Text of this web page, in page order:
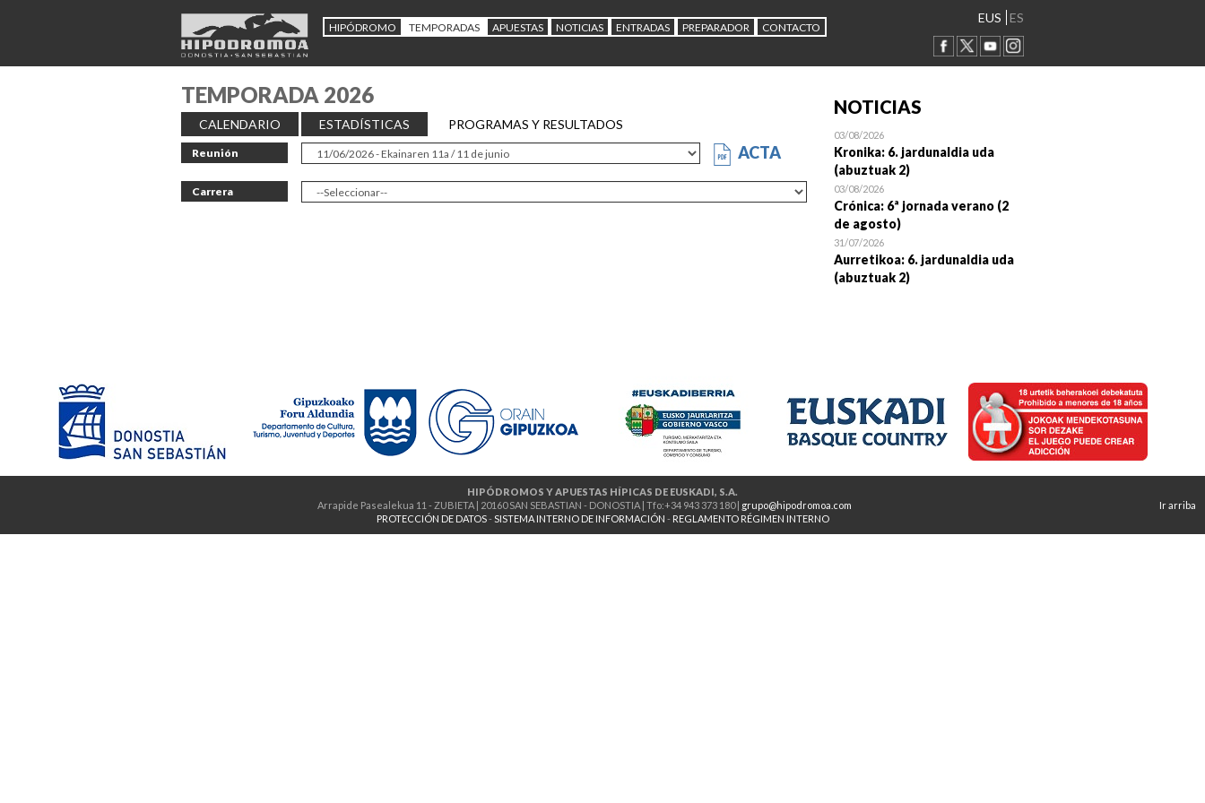
HIPÓDROMO TEMPORADAS APUESTAS NOTICIAS ENTRADAS PREPARADOR CONTACTO
EUS ES
TEMPORADA 2026
CALENDARIO ESTADÍSTICAS PROGRAMAS Y RESULTADOS
Reunión ACTA
Carrera
NOTICIAS
03/08/2026
Kronika: 6. jardunaldia uda
(abuztuak 2)
03/08/2026
Crónica: 6ª jornada verano (2
de agosto)
31/07/2026
Aurretikoa: 6. jardunaldia uda
(abuztuak 2)
HIPÓDROMOS Y APUESTAS HÍPICAS DE EUSKADI, S.A.
Ir arriba
Arrapide Pasealekua 11 - ZUBIETA | 20160 SAN SEBASTIAN - DONOSTIA | Tfo:+34 943 373 180 | grupo@hipodromoa.com
PROTECCIÓN DE DATOS-SISTEMA INTERNO DE INFORMACIÓN - REGLAMENTO RÉGIMEN INTERNO